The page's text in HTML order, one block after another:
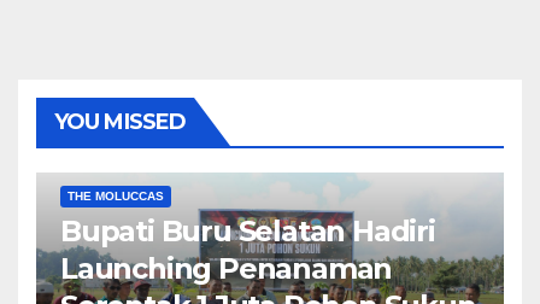
YOU MISSED
THE MOLUCCAS
Bupati Buru Selatan Hadiri
Launching Penanaman